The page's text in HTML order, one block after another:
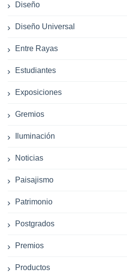
Diseño
Diseño Universal
Entre Rayas
Estudiantes
Exposiciones
Gremios
Iluminación
Noticias
Paisajismo
Patrimonio
Postgrados
Premios
Productos